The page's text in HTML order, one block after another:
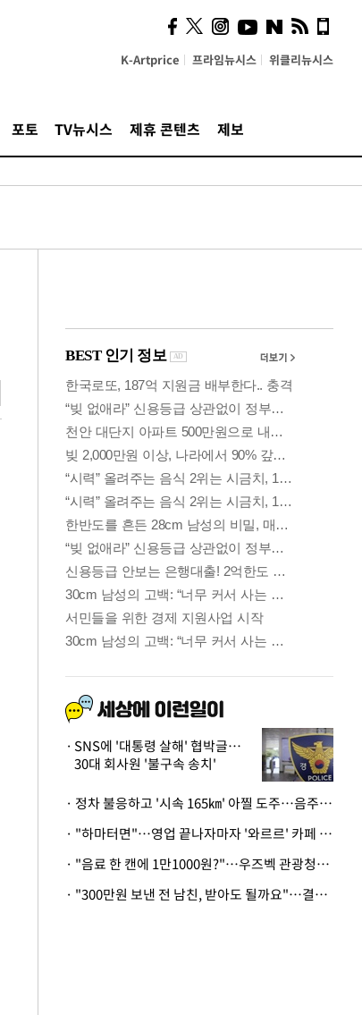
K-Artprice 프라임뉴시스 위클리뉴시스
포토 TV뉴시스 제휴 콘텐츠 제보
의견, 국토부·LH에 충실히
전달할 것"
SNS에 '대통령 살해' 협박글…
30대 회사원 '불구속 송치'
· 정차 불응하고 '시속 165㎞' 아찔 도주…음주운전자 체포
· "하마터면"…영업 끝나자마자 '와르르' 카페 테라스 덮친 대리석 외벽
· "음료 한 캔에 1만1000원?"…우즈벡 관광청까지 나섰다, 유튜버 폭로 후폭풍
· "300만원 보낸 전 남친, 받아도 될까요"…결혼 앞둔 예비신부의 뜻밖 고충